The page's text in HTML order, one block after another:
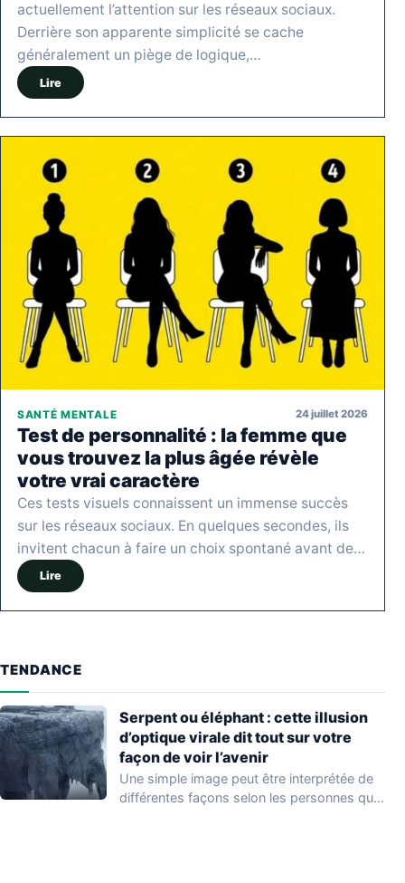
actuellement l’attention sur les réseaux sociaux.
Derrière son apparente simplicité se cache
généralement un piège de logique,…
Lire
SANTÉ MENTALE 24 juillet 2026
Test de personnalité : la femme que
vous trouvez la plus âgée révèle
votre vrai caractère
Ces tests visuels connaissent un immense succès
sur les réseaux sociaux. En quelques secondes, ils
invitent chacun à faire un choix spontané avant de…
Lire
TENDANCE
Serpent ou éléphant : cette illusion
d’optique virale dit tout sur votre
façon de voir l’avenir
Une simple image peut être interprétée de
différentes façons selon les personnes qui